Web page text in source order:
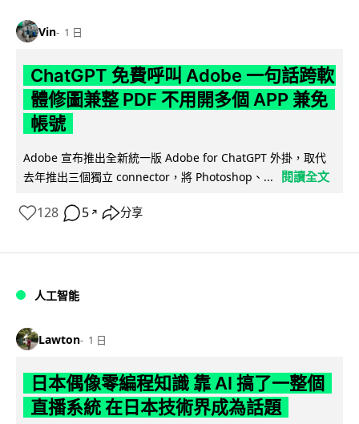
Vin 1 日
ChatGPT 免費呼叫 Adobe 一句話跨軟
體修圖兼整 PDF 不用開多個 APP 兼免
帳號
Adobe 宣布推出全新統一版 Adobe for ChatGPT 外掛，取代
去年推出三個獨立 connector，將 Photoshop、...
閱讀全文
128 5 ↗ 分享
人工智能
Lawton 1 日
日本偶像零編程知識 靠 AI 搞了一整個
直播系統 在日本技術界成為話題